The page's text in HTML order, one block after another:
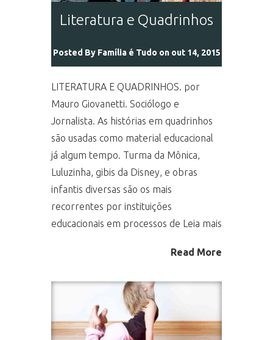
Literatura e Quadrinhos
Posted By Família é Tudo on out 14, 2015
LITERATURA E QUADRINHOS. por
Mauro Giovanetti. Sociólogo e
Jornalista. As histórias em quadrinhos
são usadas como material educacional
já algum tempo. Turma da Mônica,
Luluzinha, gibis da Disney, e obras
infantis diversas são os mais
recorrentes por instituições
educacionais em processos de Leia mais
Read More